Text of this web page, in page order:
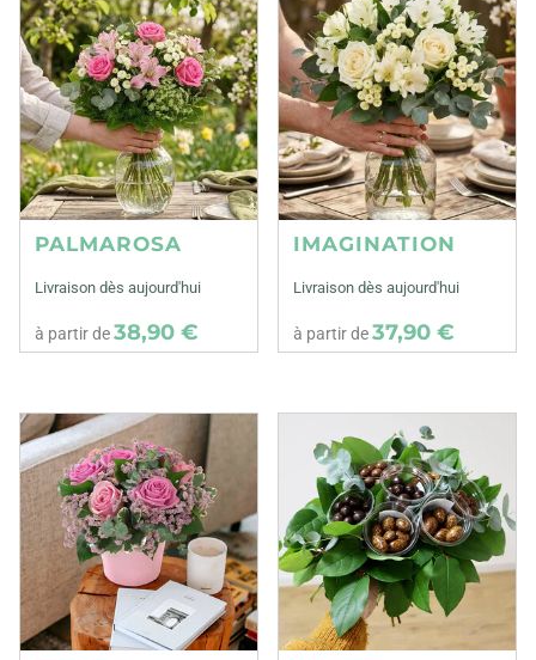
PALMAROSA
Livraison dès aujourd'hui
à partir de38,90 €
IMAGINATION
Livraison dès aujourd'hui
à partir de37,90 €